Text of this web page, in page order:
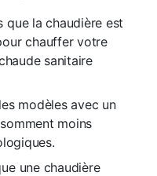
que la chaudière est
chauffer votre
sanitaire
modèles avec un
moins
une chaudière